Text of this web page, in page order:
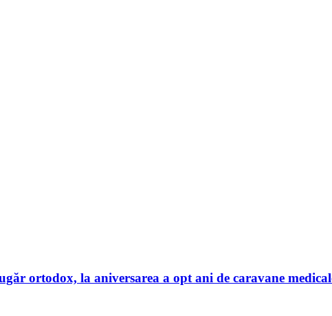
ortodox, la aniversarea a opt ani de caravane